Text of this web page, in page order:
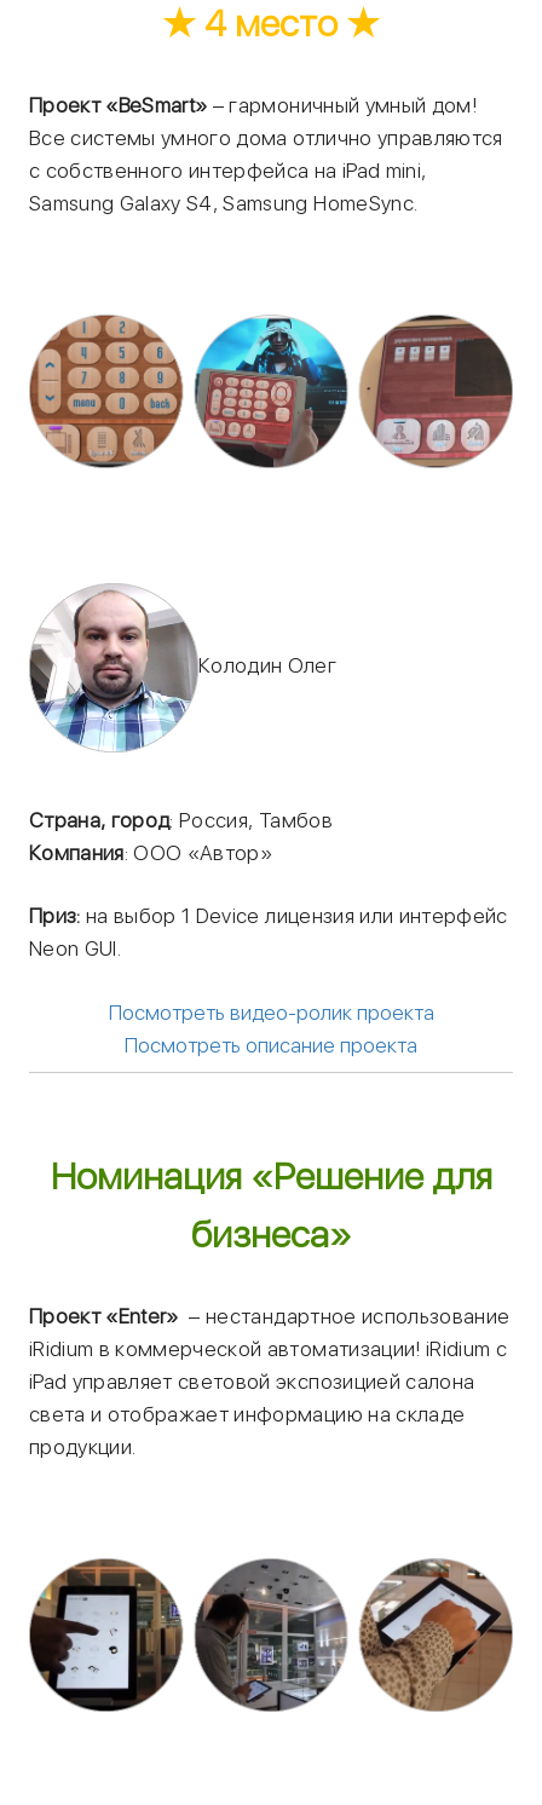
★ 4 место ★
Проект «BeSmart» – гармоничный умный дом!
Все системы умного дома отлично управляются
с собственного интерфейса на iPad mini,
Samsung Galaxy S4, Samsung HomeSync.
Колодин Олег
Страна, город: Россия, Тамбов
Компания: ООО «Автор»
Приз: на выбор 1 Device лицензия или интерфейс
Neon GUI.
Посмотреть видео-ролик проекта
Посмотреть описание проекта
Номинация «Решение для
бизнеса»
Проект «Enter» – нестандартное использование
iRidium в коммерческой автоматизации! iRidium с
iPad управляет световой экспозицией салона
света и отображает информацию на складе
продукции.